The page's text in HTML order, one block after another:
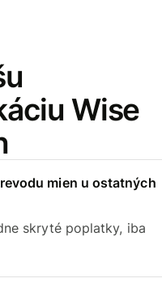
Wise
mien u ostatných
skryté poplatky, iba